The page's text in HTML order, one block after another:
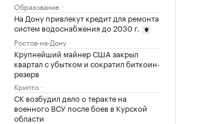
Образование
На Дону привлекут кредит для ремонта
систем водоснабжения до 2030 г.
Ростов-на-Дону
Крупнейший майнер США закрыл
квартал с убытком и сократил биткоин-
резерв
Крипто
СК возбудил дело о теракте на
военного ВСУ после боев в Курской
области